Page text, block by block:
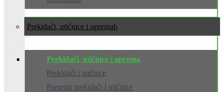
Prekidači, utičnice i oprema
Prekidači, utičnice i oprema
Prekidači i utičnice
Pametni prekidači i utičnice